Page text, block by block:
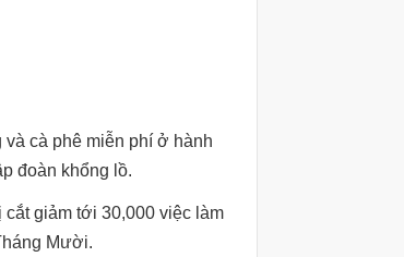
cà phê miễn phí ở hành
đoàn khổng lồ.
cắt giảm tới 30,000 việc làm
Mười.